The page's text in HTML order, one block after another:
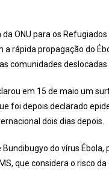
ONU para os
rápida propagação do
comunidades deslocadas
em 15 de maio um
foi depois declarado
dois dias depois.
do vírus
que considera o risco da